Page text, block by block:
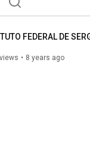
8 years ago